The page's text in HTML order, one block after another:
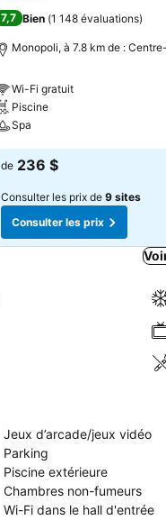
7,7 Bien (1 148 évaluations)
Monopoli, à 7.8 km de :
Wi-Fi gratuit
Piscine
Spa
Consulter les prix
de 236 $
Consulter les prix de 9 sites
Consulter les prix
Jeux d’arcade/jeux vidéo
Parking
Piscine extérieure
Chambres non-fumeurs
Wi-Fi dans le hall d'entrée